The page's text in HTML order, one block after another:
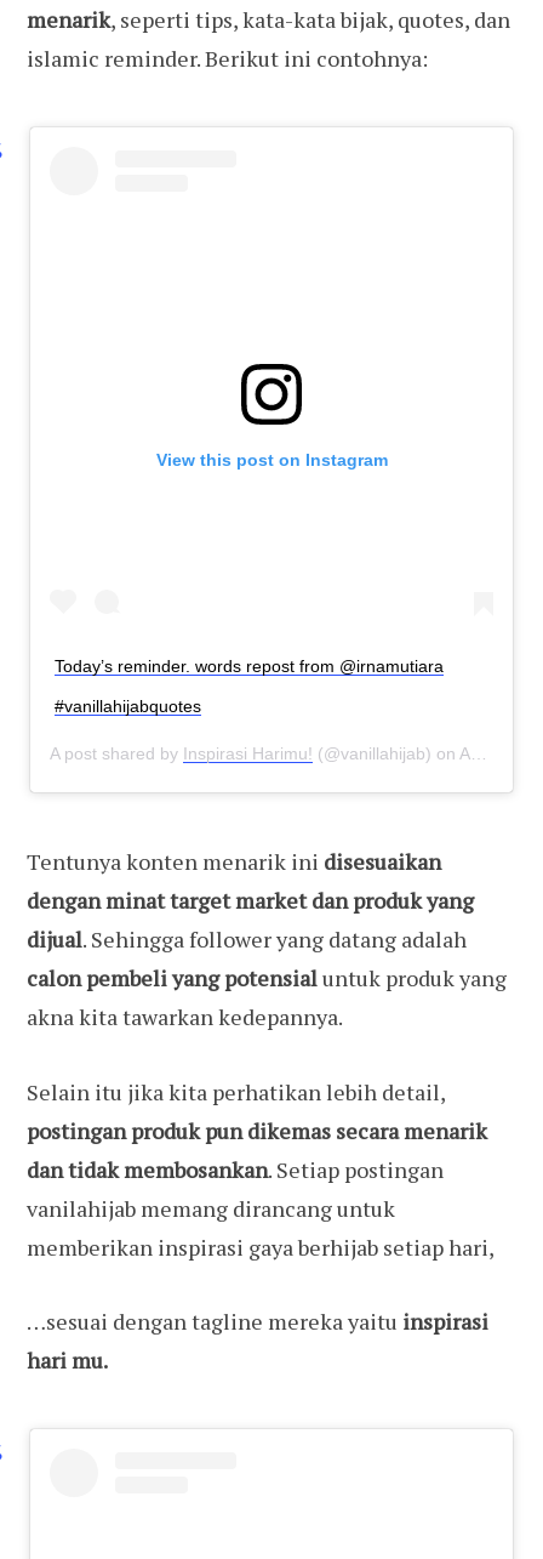
menarik, seperti tips, kata-kata bijak, quotes, dan
islamic reminder. Berikut ini contohnya:
View this post on Instagram
Today’s reminder. words repost from @irnamutiara
#vanillahijabquotes
A post shared by Inspirasi Harimu! (@vanillahijab) on Aug 6, 2019 at 5:00pm PDT
Tentunya konten menarik ini disesuaikan
dengan minat target market dan produk yang
dijual. Sehingga follower yang datang adalah
calon pembeli yang potensialuntuk produk yang
akna kita tawarkan kedepannya.
Selain itu jika kita perhatikan lebih detail,
postingan produk pun dikemas secara menarik
dan tidak membosankan. Setiap postingan
vanilahijab memang dirancang untuk
memberikan inspirasi gaya berhijab setiap hari,
…sesuai dengan tagline mereka yaitu inspirasi
hari mu.